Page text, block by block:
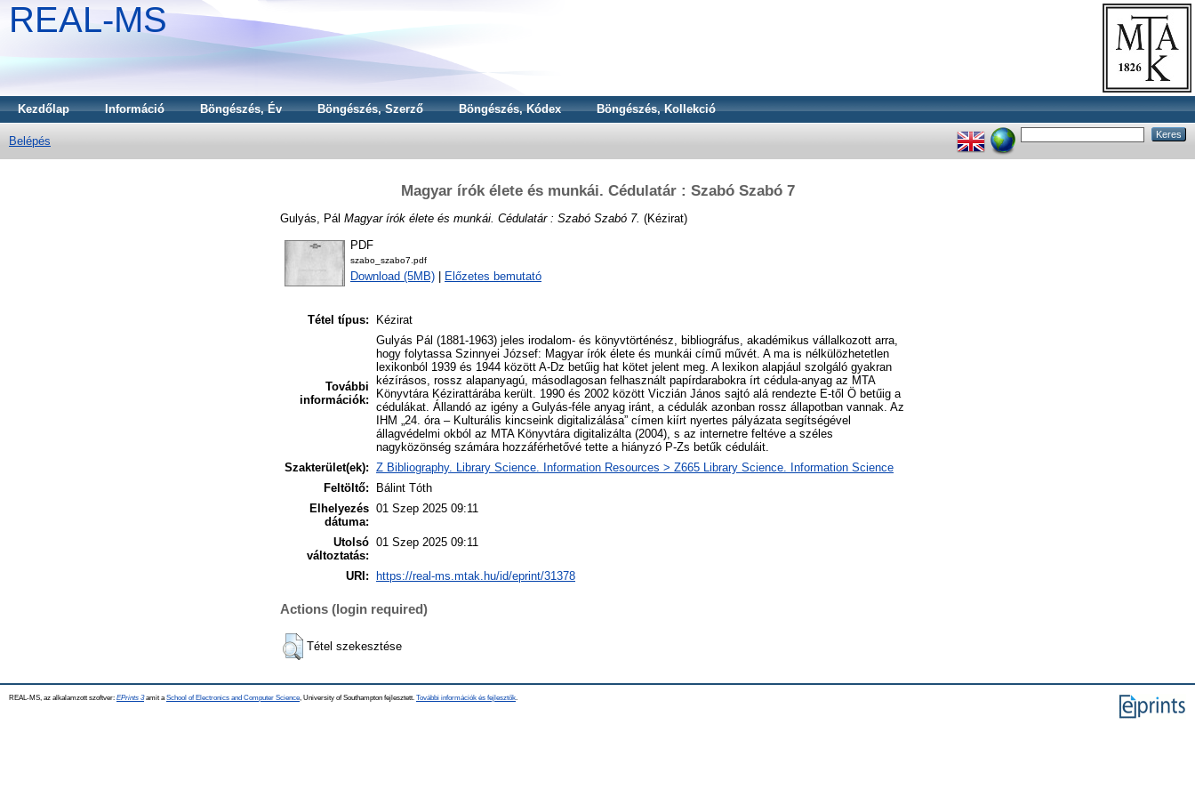
REAL-MS
Kezdőlap Információ Böngészés, Év Böngészés, Szerző Böngészés, Kódex Böngészés, Kollekció
Belépés
Magyar írók élete és munkái. Cédulatár : Szabó Szabó 7
Gulyás, Pál Magyar írók élete és munkái. Cédulatár : Szabó Szabó 7. (Kézirat)
PDF
szabo_szabo7.pdf
Download (5MB) Előzetes bemutató
Tétel típus: Kézirat
További
információk:
Gulyás Pál (1881-1963) jeles irodalom- és könyvtörténész, bibliográfus, akadémikus vállalkozott arra,
hogy folytassa Szinnyei József: Magyar írók élete és munkái című művét. A ma is nélkülözhetetlen
lexikonból 1939 és 1944 között A-Dz betűig hat kötet jelent meg. A lexikon alapjául szolgáló gyakran
kézírásos, rossz alapanyagú, másodlagosan felhasznált papírdarabokra írt cédula-anyag az MTA
Könyvtára Kézirattárába került. 1990 és 2002 között Viczián János sajtó alá rendezte E-től Ö betűig a
cédulákat. Állandó az igény a Gulyás-féle anyag iránt, a cédulák azonban rossz állapotban vannak. Az
IHM „24. óra – Kulturális kincseink digitalizálása” címen kiírt nyertes pályázata segítségével
állagvédelmi okból az MTA Könyvtára digitalizálta (2004), s az internetre feltéve a széles
nagyközönség számára hozzáférhetővé tette a hiányzó P-Zs betűk céduláit.
Szakterület(ek): Z Bibliography. Library Science. Information Resources > Z665 Library Science. Information Science
Feltöltő:
Bálint Tóth
Elhelyezés
dátuma:
01 Szep 2025 09:11
Utolsó
változtatás:
01 Szep 2025 09:11
URI: https://real-ms.mtak.hu/id/eprint/31378
Actions (login required)
Tétel szekesztése
REAL-MS, az alkalamzott szoftver: EPrints 3amit a School of Electronics and Computer Science , University of Southampton fejlesztett. További információk és fejlesztők